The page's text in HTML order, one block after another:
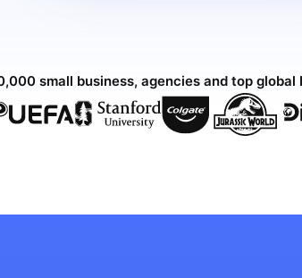
small business, agencies and top